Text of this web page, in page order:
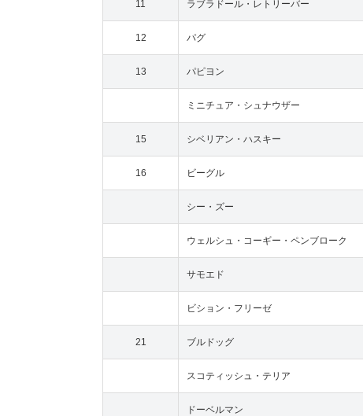
11 ラブラドール・レトリーバー
12 パグ
13 パピヨン
ミニチュア・シュナウザー
15 シベリアン・ハスキー
16 ビーグル
シー・ズー
ウェルシュ・コーギー・ペンブローク
サモエド
ビション・フリーゼ
21 ブルドッグ
スコティッシュ・テリア
ドーベルマン